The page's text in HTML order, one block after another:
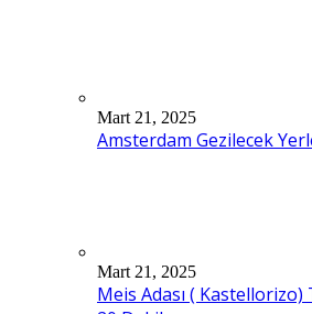
Mart 21, 2025
Amsterdam Gezilecek
Mart 21, 2025
Meis Adası (